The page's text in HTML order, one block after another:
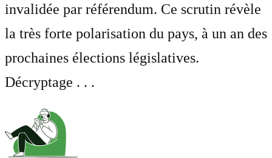
invalidée par référendum. Ce scrutin révèle
la très forte polarisation du pays, à un an des
prochaines élections législatives.
Décryptage . . .